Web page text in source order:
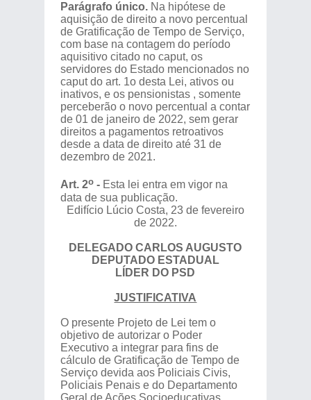
Parágrafo único.Na hipótese de
aquisição de direito a novo percentual
de Gratificação de Tempo de Serviço,
com base na contagem do período
aquisitivo citado no caput, os
servidores do Estado mencionados no
caput do art. 1o desta Lei, ativos ou
inativos, e os pensionistas , somente
perceberão o novo percentual a contar
de 01 de janeiro de 2022, sem gerar
direitos a pagamentos retroativos
desde a data de direito até 31 de
dezembro de 2021.
Art. 2o-Esta lei entra em vigor na
data de sua publicação.
Edifício Lúcio Costa, 23 de fevereiro
de 2022.
DELEGADO CARLOS AUGUSTO
DEPUTADO ESTADUAL
LÍDER DO PSD
JUSTIFICATIVA
O presente Projeto de Lei tem o
objetivo de autorizar o Poder
Executivo a integrar para fins de
cálculo de Gratificação de Tempo de
Serviço devida aos Policiais Civis,
Policiais Penais e do Departamento
Geral de Ações Socioeducativas